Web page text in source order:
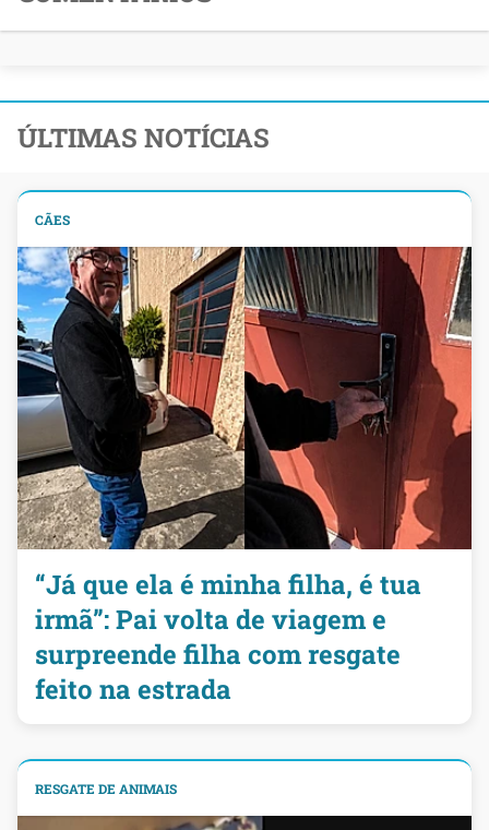
ÚLTIMAS NOTÍCIAS
CÃES
“Já que ela é minha filha, é tua
irmã”: Pai volta de viagem e
surpreende filha com resgate
feito na estrada
RESGATE DE ANIMAIS